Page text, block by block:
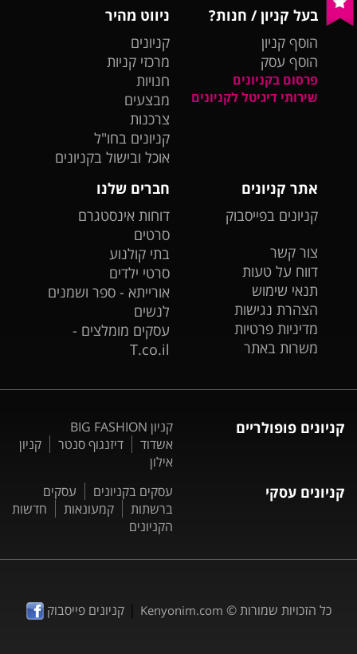
בעל קניון / חנות?
הוסף קניון
הוסף עסק
פרסום בקניונים
שירותי דיגיטל לקניונים
ניווט מהיר
קניונים
מרכזי קניות
חנויות
מבצעים
צרכנות
קניונים בחו"ל
אוכל ובישול בקניונים
אתר קניונים
קניונים בפייסבוק
צור קשר
דווח על טעות
תנאי שימוש
הצהרת נגישות
מדיניות פרטיות
משרות באתר
חברים שלנו
דוחות אינסטגרם
סרטים
בתי קולנוע
סרטי ילדים
אורייתא - ספר ושמנים
לנשים
עסקים מומלצים -
T.co.il
קניונים פופולריים
קניון BIG FASHION
אשדוד
דיזנגוף סנטר
קניון
אילון
קניונים עסקי עסקים בקניונים
עסקים
ברשתות
קמעונאות
חדשות
הקניונים
כל הזכויות שמורות © Kenyonim.com
|קניונים פייסבוק